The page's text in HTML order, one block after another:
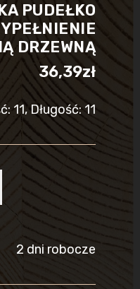
PUDEŁKO
DRZEWNĄ
36,39zł
11, Długość: 11
2 dni robocze